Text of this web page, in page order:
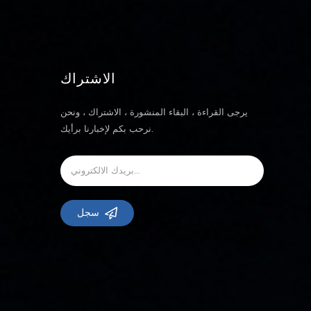
الاشتراك
يرجى القراءة ، البقاء المنشورة ، الاشتراك ، ونحن
نرحب بكم لإخبارنا برأيك.
سجل